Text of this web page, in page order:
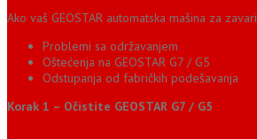
Ako vaš GEOSTAR automatska mašina za
Problemi sa održavanjem
Oštećenja na GEOSTAR G7 / G5
Odstupanja od fabričkih podešavanja
Korak 1 – Očistite GEOSTAR G7 / G5